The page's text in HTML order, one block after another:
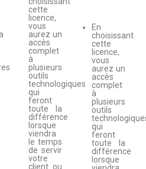
cette
licence,
vous
aurez un
accès
complet
à
plusieurs
outils
technologiques
qui
feront
toute la
différence
lorsque
viendra
le temps
de servir
votre
client ou
En
choisissant
cette
licence,
vous
aurez un
accès
complet
à
plusieurs
outils
qui
feront
toute la
différence
lorsque